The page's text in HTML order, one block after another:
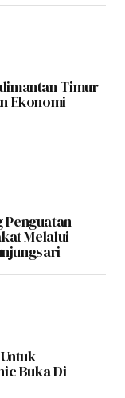
Timur
Ekonomi
Penguatan
Melalui
Buka Di